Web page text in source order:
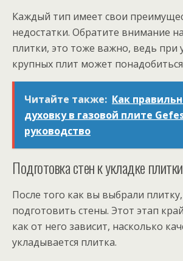
Каждый тип имеет свои
недостатки. Обратите внимание
плитки, это тоже важно, ведь при
крупных плит может
Читайте также: Как
духовку в газовой плите
руководство
Подготовка стен к укладке плитки
После того как вы выбрали
подготовить стены. Этот этап
как от него зависит, насколько
укладывается плитка.